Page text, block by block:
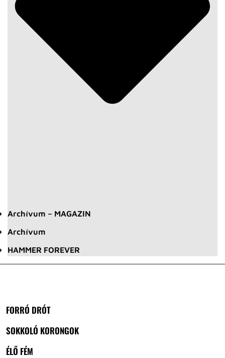
Archívum – MAGAZIN
Archívum
HAMMER FOREVER
FORRÓ DRÓT
SOKKOLÓ KORONGOK
ÉLŐ FÉM